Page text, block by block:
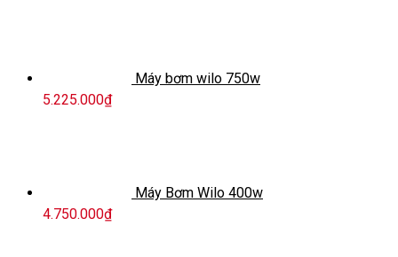
Máy bơm wilo 750w
5.225.000₫
Máy Bơm Wilo 400w
4.750.000₫